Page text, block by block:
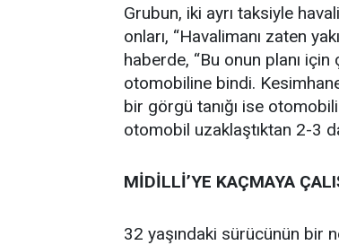
Grubun, iki ayrı taksiyle
onları, “Havalimanı zaten
haberde, “Bu onun planı
otomobiline bindi.
bir görgü tanığı ise
otomobil uzaklaştıktan 2-3
MİDİLLİ’YE KAÇMAYA
32 yaşındaki sürücünün bir